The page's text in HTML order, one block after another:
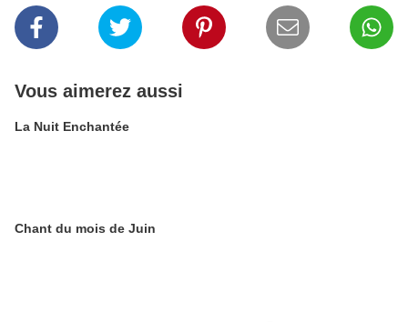
Vous aimerez aussi
La Nuit Enchantée
Chant du mois de Juin